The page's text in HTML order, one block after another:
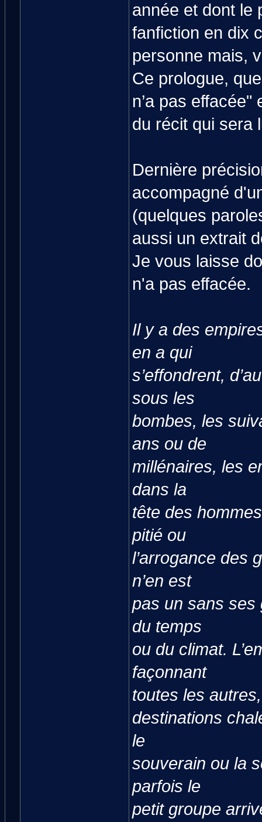
année et dont le
fanfiction en dix
personne mais,
Ce prologue,
n’a pas
du récit qui sera
Dernière
accompagné
(quelques
aussi un extrait
Je vous laisse
n'a pas effacée.
Il y a des
en a qui
s’effondrent,
sous les
bombes, les
ans ou de
millénaires, les
dans la
tête des
pitié ou
l’arrogance des
n’en est
pas un sans ses
du temps
ou du climat.
façonnant
toutes les
destinations
le
souverain ou la
parfois le
petit groupe